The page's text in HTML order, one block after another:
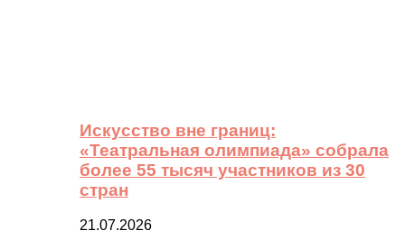
Искусство вне границ:
«Театральная олимпиада» собрала
более 55 тысяч участников из 30
стран
21.07.2026